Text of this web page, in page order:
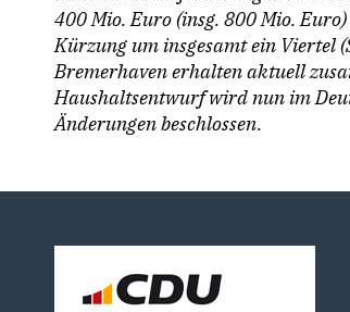
400 Mio. Euro (insg. 800 Mio.
Kürzung um insgesamt ein Viertel
Bremerhaven erhalten aktuell
Haushaltsentwurf wird nun im
Änderungen beschlossen.